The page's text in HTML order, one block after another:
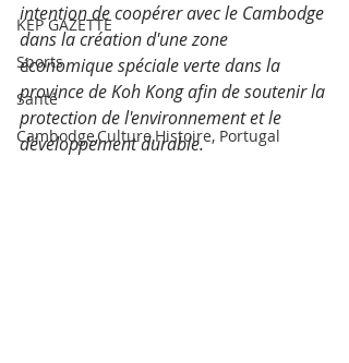
KEP GAZETTE
Sports
Santé
Cambodge,Culture,Histoire, Portugal
intention de coopérer avec le Cambodge
dans la création d'une zone
économique spéciale verte dans la
province de Koh Kong afin de soutenir la
protection de l'environnement et le
développement durable.